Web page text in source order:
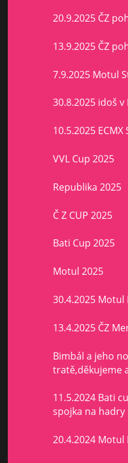
20.9.2025 ČZ
13.9.2025 ČZ
7.9.2025 Motul
30.8.2025 idoš
10.5.2025
VVL Cup 2025
Republika 2025
Č Z CUP 2025
Bati Cup 2025
Motul 2025
30.4.2025 Motul
13.4.2025 ČZ
Bimbál a jeho
tratě,děkujeme
11.5.2024 Bati
spojka na hadry
20.4.2024 Motul